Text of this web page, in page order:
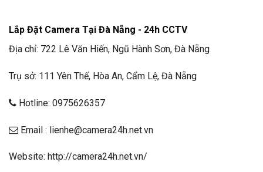
Lắp Đặt Camera Tại Đà Nẵng - 24h CCTV
Địa chỉ: 722 Lê Văn Hiến, Ngũ Hành Sơn, Đà Nẵng
Trụ sở: 111 Yên Thế, Hòa An, Cẩm Lệ, Đà Nẵng
Hotline: 0975626357
Email : lienhe@camera24h.net.vn
Website: http://camera24h.net.vn/